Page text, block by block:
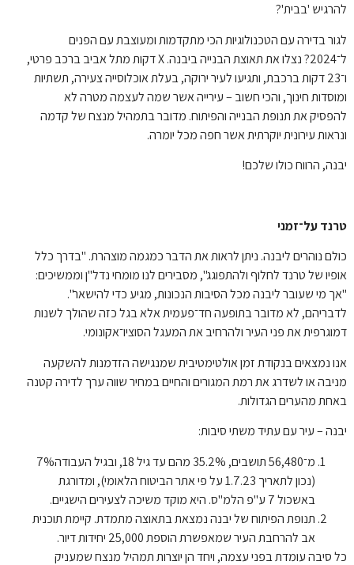
להרגיש 'בבית'?
לגור בדירה עם הטכנולוגיות הכי מתקדמות ומעוצבת עם הפנים
ל־2024? נצלו את תאוצת הבנייה ביבנה. X דקות מתל אביב ברכב פרטי,
ו־23 דקות ברכבת, ותגיעו לעיר ירוקה, בעלת אוכלוסייה צעירה, תשתיות
ומוסדות חינוך, והכי חשוב – עירייה אשר שמה לעצמה מטרה לא
להפסיק את תנופת הבנייה והפיתוח. מדובר בתמהיל מנצח של קדמה
ונראות עירונית יוקרתית אשר חפה מכל יומרה.
יבנה, הרווח כולו שלכם!
טרנד על־זמני
כולם נוהרים ליבנה. ניתן לראות את הדבר כמגמה מוצהרת. "בדרך כלל
אופיו של טרנד לחלוף ולהתפוגג", מסבירים לנו מומחי נדל"ן וממשיכים:
"אך מי שעובר ליבנה מכל הסיבות הנכונות, מגיע כדי להישאר".
לדבריהם, לא מדובר בתופעה חד־פעמית אלא בגל כזה שהולך לשנות
דמוגרפית את פני העיר ולהרחיב את המעגל הסוציו־אקונומי.
אנו נמצאים בנקודת זמן אולטימטיבית שמנגישה הזדמנות להשקעה
מניבה או לשדרג את רמת המגורים והחיים במחיר שווה ערך לדירה קטנה
באחת מהערים הגדולות.
יבנה – עיר עם עתיד משתי סיבות:
מ־56,480 תושבים, 35.2% מהם עד גיל 18, ובגיל העבודה7%
(נכון לתאריך 1.7.23 על פי אתר הביטוח הלאומי), ומדורגת
באשכול 7 ע"פ הלמ"ס. היא מוקד משיכה לצעירים הישגיים.
תנופת הפיתוח של יבנה נמצאת בתאוצה מתמדת. קיימת תוכנית
אב להרחבת העיר שמאפשרת הוספת 25,000 יחידות דיור.
כל סיבה עומדת בפני עצמה, ויחד הן יוצרות תמהיל מנצח שמעניק